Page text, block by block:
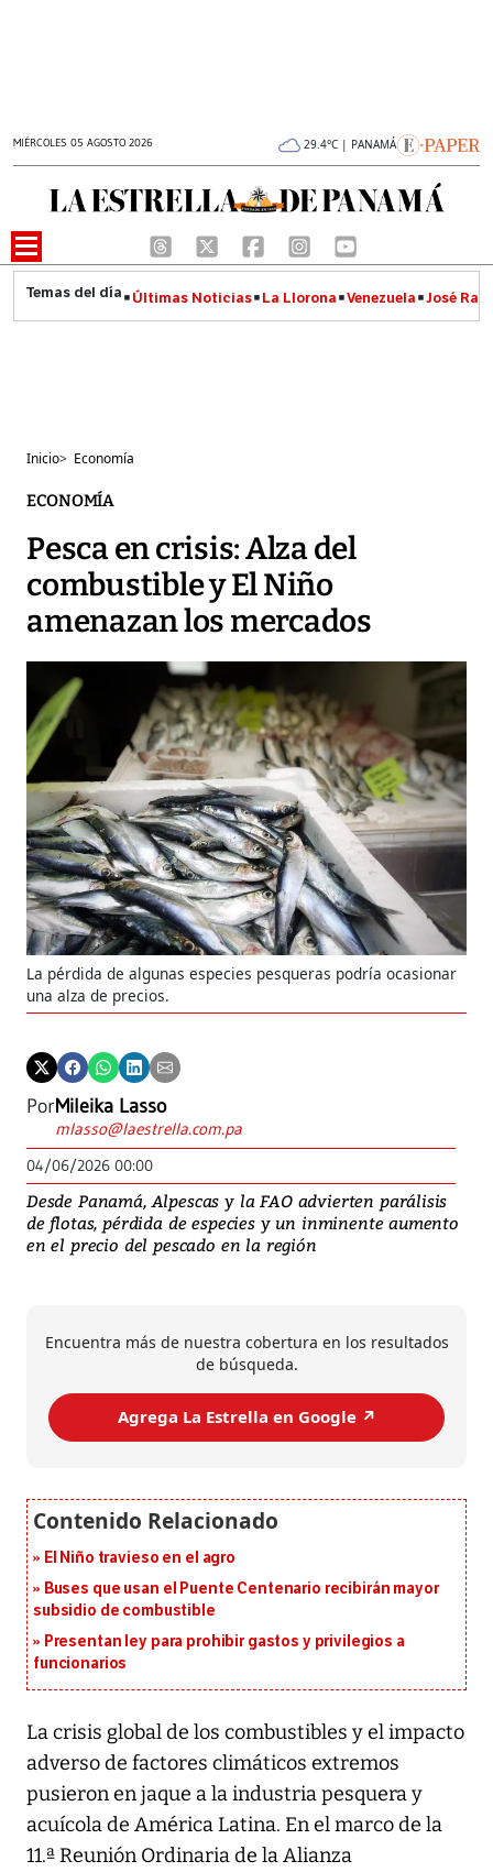
MIÉRCOLES 05 AGOSTO 2026 29.4°C | PANAMÁ
Últimas Noticias La Llorona Venezuela José
Inicio> Economía
ECONOMÍA
Pesca en crisis: Alza del
combustible y El Niño
amenazan los mercados
La pérdida de algunas especies pesqueras podría ocasionar
una alza de precios.
PorMileika Lasso
mlasso@laestrella.com.pa
04/06/2026 00:00
Desde Panamá, Alpescas y la FAO advierten parálisis
de flotas, pérdida de especies y un inminente aumento
en el precio del pescado en la región
Encuentra más de nuestra cobertura en los resultados
de búsqueda.
Agrega La Estrella en Google ↗️
El Niño travieso en el agro
Buses que usan el Puente Centenario recibirán mayor
subsidio de combustible
Presentan ley para prohibir gastos y privilegios a
funcionarios
La crisis global de los combustibles y el impacto
adverso de factores climáticos extremos
pusieron en jaque a la industria pesquera y
acuícola de América Latina. En el marco de la
11.ª Reunión Ordinaria de la Alianza